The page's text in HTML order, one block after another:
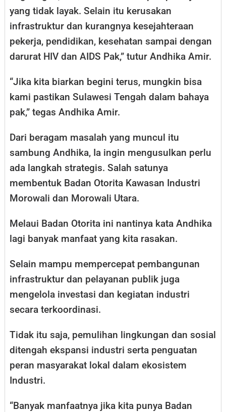
yang tidak layak. Selain itu kerusakan
infrastruktur dan kurangnya kesejahteraan
pekerja, pendidikan, kesehatan sampai dengan
darurat HIV dan AIDS Pak,” tutur Andhika Amir.
“Jika kita biarkan begini terus, mungkin bisa
kami pastikan Sulawesi Tengah dalam bahaya
pak,” tegas Andhika Amir.
Dari beragam masalah yang muncul itu
sambung Andhika, Ia ingin mengusulkan perlu
ada langkah strategis. Salah satunya
membentuk Badan Otorita Kawasan Industri
Morowali dan Morowali Utara.
Melaui Badan Otorita ini nantinya kata Andhika
lagi banyak manfaat yang kita rasakan.
Selain mampu mempercepat pembangunan
infrastruktur dan pelayanan publik juga
mengelola investasi dan kegiatan industri
secara terkoordinasi.
Tidak itu saja, pemulihan lingkungan dan sosial
ditengah ekspansi industri serta penguatan
peran masyarakat lokal dalam ekosistem
Industri.
“Banyak manfaatnya jika kita punya Badan